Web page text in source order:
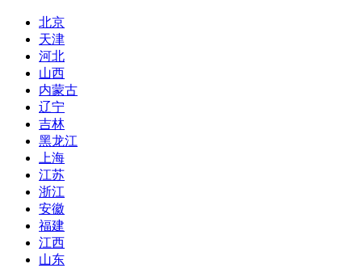
北京
天津
河北
山西
内蒙古
辽宁
吉林
黑龙江
上海
江苏
浙江
安徽
福建
江西
山东